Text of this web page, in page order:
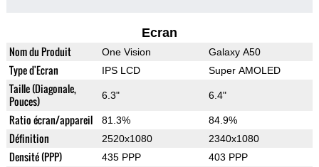
Ecran
Nom du Produit One Vision Galaxy A50
Type d'Ecran IPS LCD Super AMOLED
Taille (Diagonale,
Pouces)
6.3" 6.4"
Ratio écran/appareil 81.3% 84.9%
Définition 2520x1080 2340x1080
Densité (PPP) 435 PPP 403 PPP